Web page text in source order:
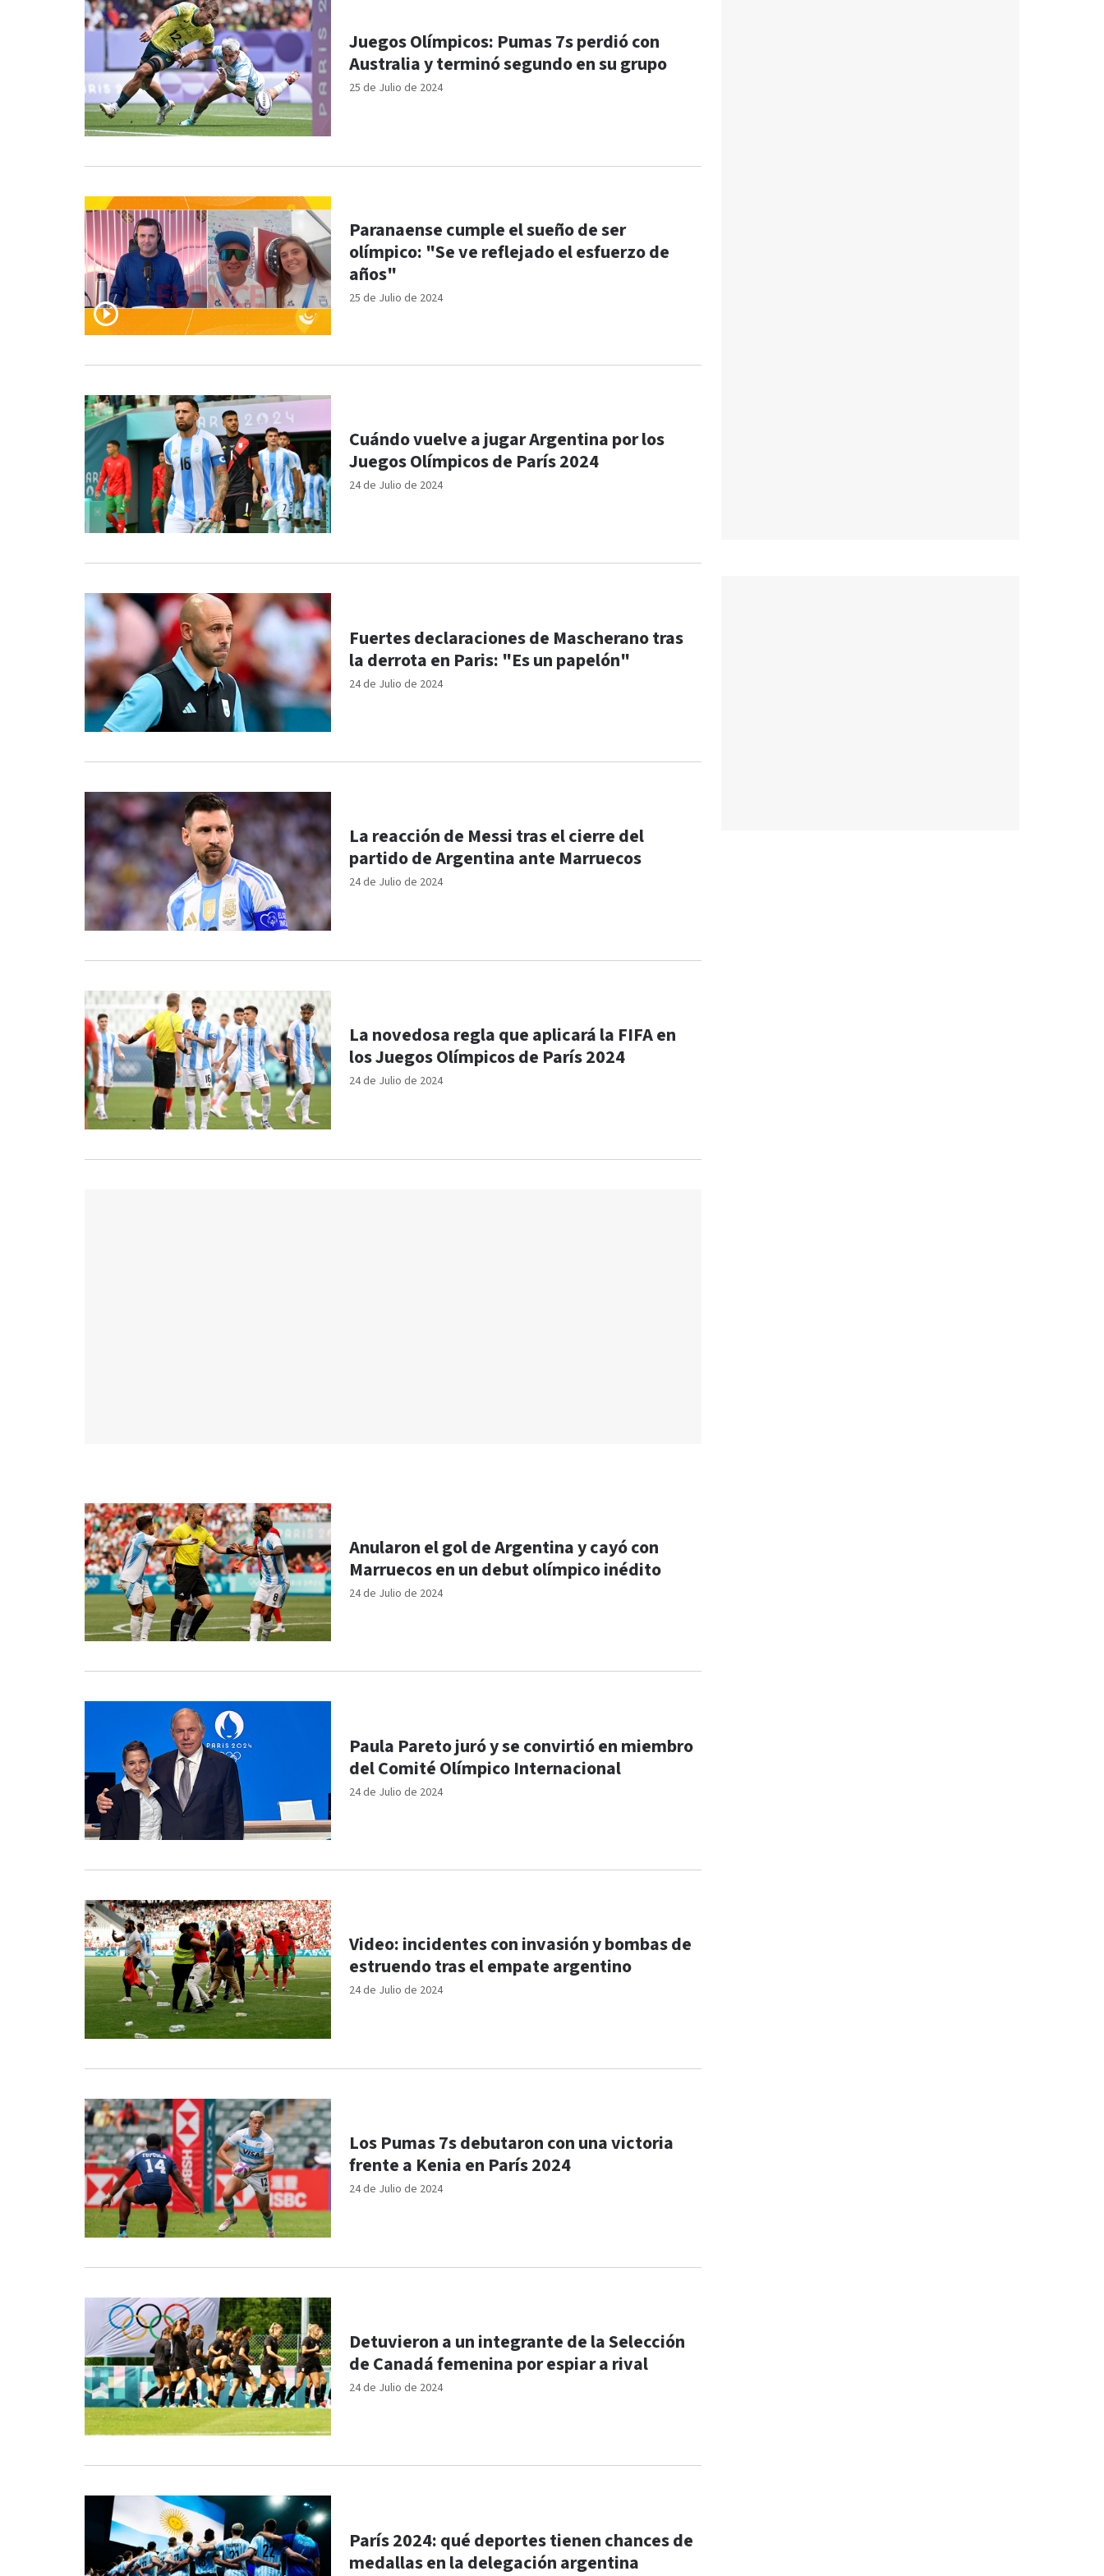
25 de Julio de 2024
Juegos Olímpicos: Pumas 7s perdió con
Australia y terminó segundo en su grupo
25 de Julio de 2024
Paranaense cumple el sueño de ser
olímpico: "Se ve reflejado el esfuerzo de
años"
24 de Julio de 2024
Cuándo vuelve a jugar Argentina por los
Juegos Olímpicos de París 2024
24 de Julio de 2024
Fuertes declaraciones de Mascherano tras
la derrota en Paris: "Es un papelón"
24 de Julio de 2024
La reacción de Messi tras el cierre del
partido de Argentina ante Marruecos
24 de Julio de 2024
La novedosa regla que aplicará la FIFA en
los Juegos Olímpicos de París 2024
24 de Julio de 2024
Anularon el gol de Argentina y cayó con
Marruecos en un debut olímpico inédito
24 de Julio de 2024
Paula Pareto juró y se convirtió en miembro
del Comité Olímpico Internacional
24 de Julio de 2024
Video: incidentes con invasión y bombas de
estruendo tras el empate argentino
24 de Julio de 2024
Los Pumas 7s debutaron con una victoria
frente a Kenia en París 2024
24 de Julio de 2024
Detuvieron a un integrante de la Selección
de Canadá femenina por espiar a rival
París 2024: qué deportes tienen chances de
medallas en la delegación argentina